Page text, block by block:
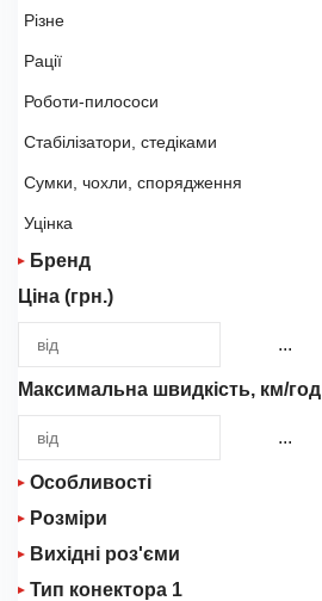
Різне
Рації
Роботи-пилососи
Стабілізатори, стедіками
Сумки, чохли, спорядження
Уцінка
Бренд
ALIENTECH
BETAFPV
Blitzwolf
Byintek
ECOVACS
FIMI
Funsnap
Ціна (грн.)
...
Максимальна швидкість, км/год
...
Особливості
Водонепроникний
Швидке заряджання батареї
Розміри
Маленький (від 10 см до 25 см)
Вихідні роз'єми
Тип конектора 1